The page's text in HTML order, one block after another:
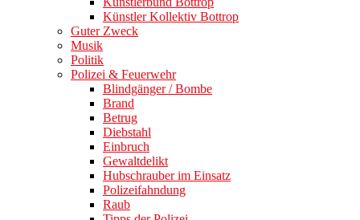
Künstler Kollektiv Bottrop
Guter Zweck
Musik
Politik
Polizei & Feuerwehr
Blindgänger / Bombe
Brand
Betrug
Diebstahl
Einbruch
Gewaltdelikt
Hubschrauber im Einsatz
Polizeifahndung
Raub